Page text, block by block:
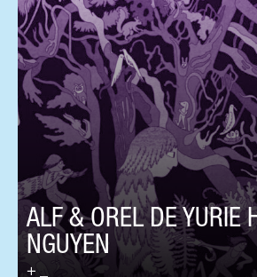
ALF & OREL DE YURIE
NGUYEN